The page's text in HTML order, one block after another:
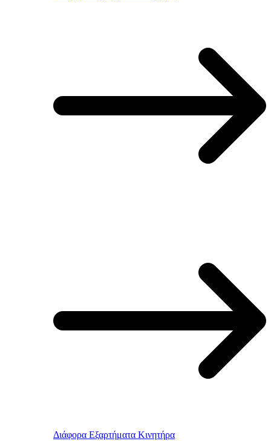
Διάφορα Εξαρτήματα Κινητήρα